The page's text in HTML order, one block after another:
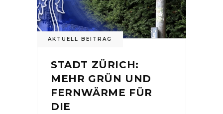
AKTUELL BEITRAG
STADT ZÜRICH:
MEHR GRÜN UND
FERNWÄRME FÜR
DIE